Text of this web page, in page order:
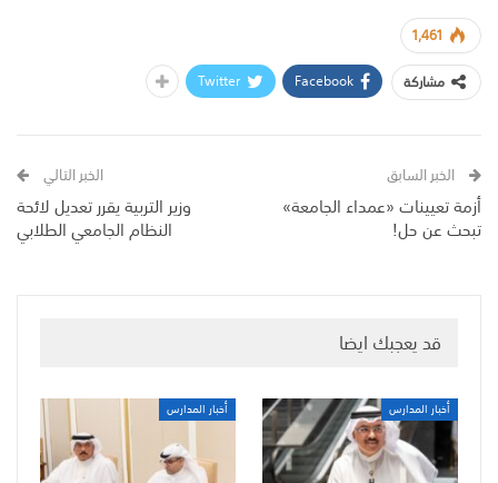
1,461
مشاركة
Facebook
Twitter
الخبر السابق
أزمة تعيينات «عمداء الجامعة»
تبحث عن حل!
الخبر التالي
وزير التربية يقرر تعديل لائحة
النظام الجامعي الطلابي
قد يعجبك ايضا
أخبار المدارس أخبار المدارس